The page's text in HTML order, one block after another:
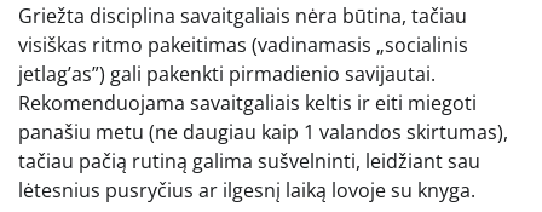
Griežta disciplina savaitgaliais nėra būtina, tačiau
visiškas ritmo pakeitimas (vadinamasis „socialinis
jetlag’as”) gali pakenkti pirmadienio savijautai.
Rekomenduojama savaitgaliais keltis ir eiti miegoti
panašiu metu (ne daugiau kaip 1 valandos skirtumas),
tačiau pačią rutiną galima sušvelninti, leidžiant sau
lėtesnius pusryčius ar ilgesnį laiką lovoje su knyga.